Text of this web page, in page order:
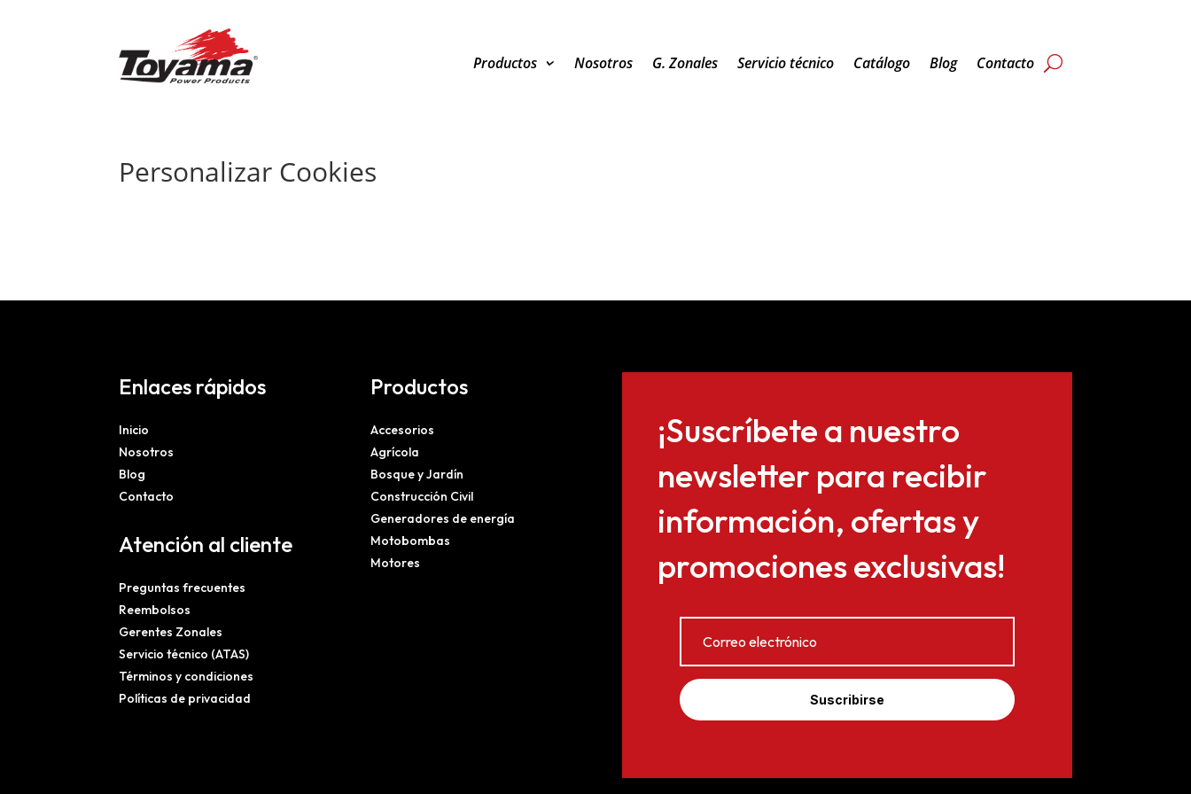
Productos Nosotros G. Zonales Servicio técnico Catálogo Blog Contacto
Personalizar Cookies
Enlaces rápidos
Inicio
Nosotros
Blog
Contacto
Atención al cliente
Preguntas frecuentes
Reembolsos
Gerentes Zonales
Servicio técnico (ATAS)
Términos y condiciones
Políticas de privacidad
Productos
Accesorios
Agrícola
Bosque y Jardín
Construcción Civil
Generadores de energía
Motobombas
Motores
¡Suscríbete a nuestro
newsletter para recibir
información, ofertas y
promociones exclusivas!
Suscribirse